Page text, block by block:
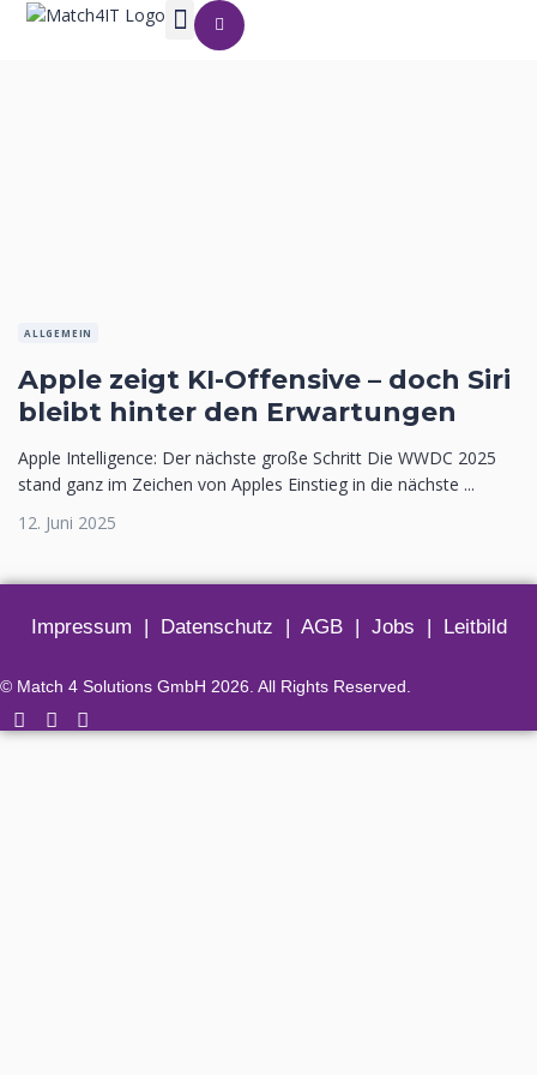
ALLGEMEIN
Apple zeigt KI-Offensive – doch Siri
bleibt hinter den Erwartungen
Apple Intelligence: Der nächste große Schritt Die WWDC 2025
stand ganz im Zeichen von Apples Einstieg in die nächste ...
12. Juni 2025
Impressum | Datenschutz | AGB| Jobs | Leitbild
© Match 4 Solutions GmbH 2026. All Rights Reserved.